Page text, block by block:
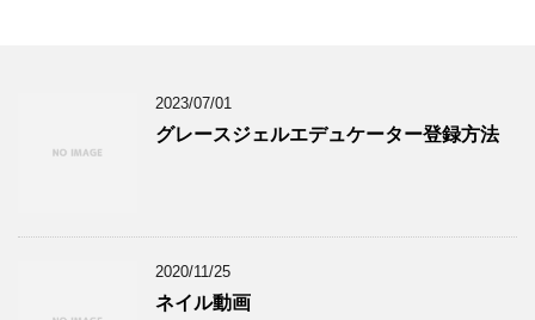
2023/07/01
グレースジェルエデュケーター登録方法
2020/11/25
ネイル動画